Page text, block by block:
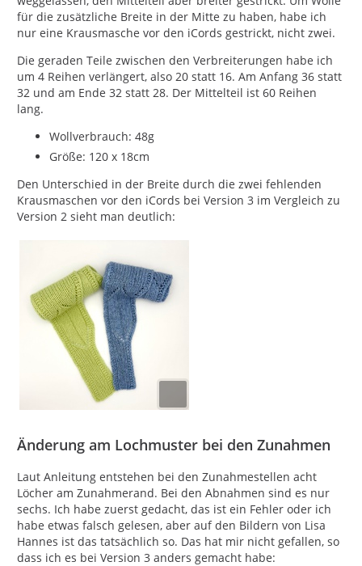
für die zusätzliche Breite in der Mitte zu haben, habe ich
nur eine Krausmasche vor den iCords gestrickt, nicht zwei.
Die geraden Teile zwischen den Verbreiterungen habe ich
um 4 Reihen verlängert, also 20 statt 16. Am Anfang 36 statt
32 und am Ende 32 statt 28. Der Mittelteil ist 60 Reihen
lang.
Wollverbrauch: 48g
Größe: 120 x 18cm
Den Unterschied in der Breite durch die zwei fehlenden
Krausmaschen vor den iCords bei Version 3 im Vergleich zu
Version 2 sieht man deutlich:
Änderung am Lochmuster bei den Zunahmen
Laut Anleitung entstehen bei den Zunahmestellen acht
Löcher am Zunahmerand. Bei den Abnahmen sind es nur
sechs. Ich habe zuerst gedacht, das ist ein Fehler oder ich
habe etwas falsch gelesen, aber auf den Bildern von Lisa
Hannes ist das tatsächlich so. Das hat mir nicht gefallen, so
dass ich es bei Version 3 anders gemacht habe: